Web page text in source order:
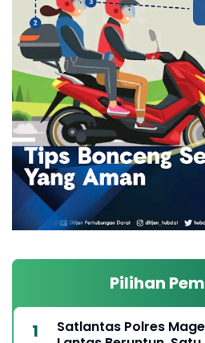
Pilihan
Satlantas Polres